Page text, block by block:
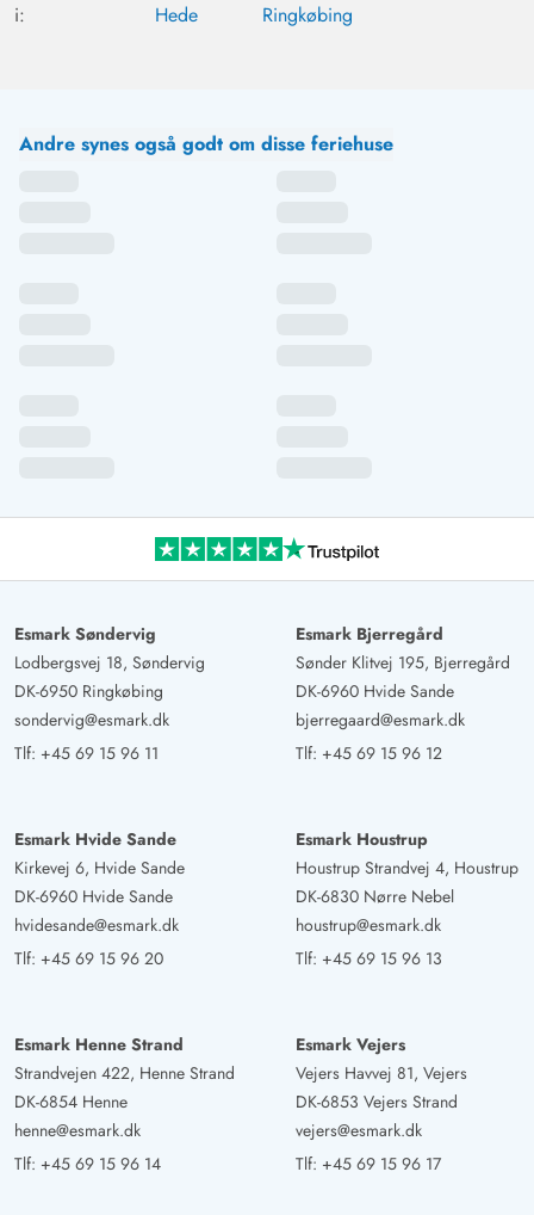
i:
Hede
Ringkøbing
Andre synes også godt om disse feriehuse
Esmark Søndervig
Lodbergsvej 18, Søndervig
DK-6950 Ringkøbing
sondervig@esmark.dk
Tlf: +45 69 15 96 11
Esmark Bjerregård
Sønder Klitvej 195, Bjerregård
DK-6960 Hvide Sande
bjerregaard@esmark.dk
Tlf: +45 69 15 96 12
Esmark Hvide Sande
Kirkevej 6, Hvide Sande
DK-6960 Hvide Sande
hvidesande@esmark.dk
Tlf: +45 69 15 96 20
Esmark Houstrup
Houstrup Strandvej 4, Houstrup
DK-6830 Nørre Nebel
houstrup@esmark.dk
Tlf: +45 69 15 96 13
Esmark Henne Strand
Strandvejen 422, Henne Strand
DK-6854 Henne
henne@esmark.dk
Tlf: +45 69 15 96 14
Esmark Vejers
Vejers Havvej 81, Vejers
DK-6853 Vejers Strand
vejers@esmark.dk
Tlf: +45 69 15 96 17